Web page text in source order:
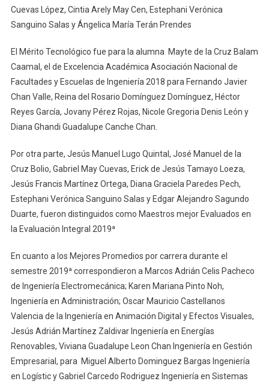
Cuevas López, Cintia Arely May Cen, Estephani Verónica
Sanguino Salas y Ángelica María Terán Prendes
El Mérito Tecnológico fue para la alumna Mayte de la Cruz Balam
Caamal, el de Excelencia Académica Asociación Nacional de
Facultades y Escuelas de Ingeniería 2018 para Fernando Javier
Chan Valle, Reina del Rosario Domínguez Domínguez, Héctor
Reyes García, Jovany Pérez Rojas, Nicole Gregoria Denis León y
Diana Ghandi Guadalupe Canche Chan.
Por otra parte, Jesús Manuel Lugo Quintal, José Manuel de la
Cruz Bolio, Gabriel May Cuevas, Erick de Jesús Tamayo Loeza,
Jesús Francis Martínez Ortega, Diana Graciela Paredes Pech,
Estephani Verónica Sanguino Salas y Edgar Alejandro Sagundo
Duarte, fueron distinguidos como Maestros mejor Evaluados en
la Evaluación Integral 2019ª
En cuanto a los Mejores Promedios por carrera durante el
semestre 2019ª correspondieron a Marcos Adrián Celis Pacheco
de Ingeniería Electromecánica; Karen Mariana Pinto Noh,
Ingeniería en Administración; Oscar Mauricio Castellanos
Valencia de la Ingeniería en Animación Digital y Efectos Visuales,
Jesús Adrián Martínez Zaldivar Ingeniería en Energías
Renovables, Viviana Guadalupe Leon Chan Ingeniería en Gestión
Empresarial, para Miguel Alberto Dominguez Bargas Ingeniería
en Logístic y Gabriel Carcedo Rodriguez Ingeniería en Sistemas